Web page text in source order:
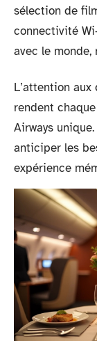
sélection de
connectivité
avec le
L’attention
rendent
Airways
anticiper les
expérience